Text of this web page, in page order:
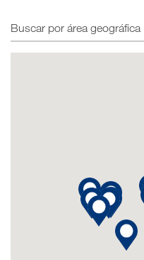
Buscar
por
área